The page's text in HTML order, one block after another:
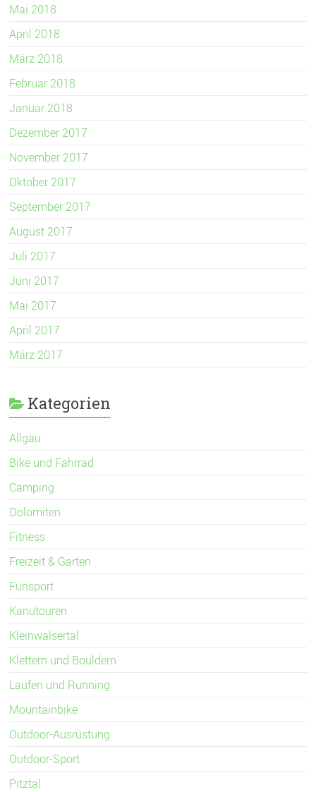
Mai 2018
April 2018
März 2018
Februar 2018
Januar 2018
Dezember 2017
November 2017
Oktober 2017
September 2017
August 2017
Juli 2017
Juni 2017
Mai 2017
April 2017
März 2017
Kategorien
Allgäu
Bike und Fahrrad
Camping
Dolomiten
Fitness
Freizeit & Garten
Funsport
Kanutouren
Kleinwalsertal
Klettern und Bouldern
Laufen und Running
Mountainbike
Outdoor-Ausrüstung
Outdoor-Sport
Pitztal